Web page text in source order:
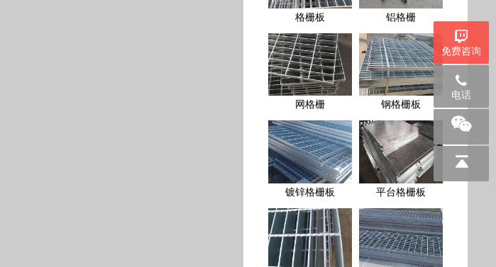
铝格栅
网格栅
钢格栅板
镀锌格栅板
平台格栅板
压焊格栅板
免费咨询
电话